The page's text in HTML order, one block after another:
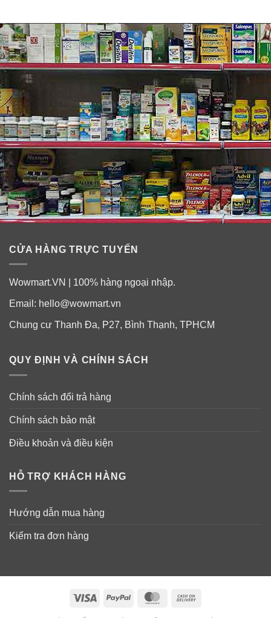
Lưu ý: để xa tầm tay của trẻ em.
CỬA HÀNG TRỰC TUYẾN
Wowmart.VN | 100% hàng ngoại nhập.
Email: hello@wowmart.vn
Chung cư Thanh Đa, P27, Bình Thạnh, TPHCM
QUY ĐỊNH VÀ CHÍNH SÁCH
Chính sách đổi trả hàng
Chính sách bảo mật
Điều khoản và điều kiện
HỖ TRỢ KHÁCH HÀNG
Hướng dẫn mua hàng
Kiểm tra đơn hàng
Visa PayPal MasterCard